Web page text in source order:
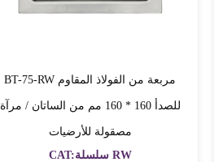
BT-75-RW مربعة من الفولاذ المقاوم
للصدأ 160 * 160 مم من الساتان / مرآة
مصقولة للأرضيات
CAT:سلسلة RW